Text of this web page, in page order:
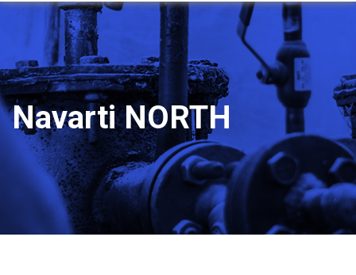
Navarti NORTH